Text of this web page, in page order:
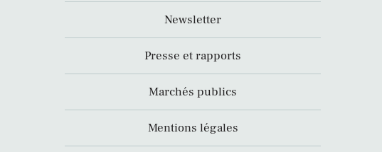
Newsletter
Presse et rapports
Marchés publics
Mentions légales